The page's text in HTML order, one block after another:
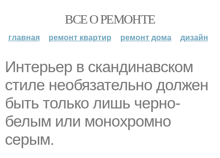
ВСЕ О РЕМОНТЕ
главная ремонт квартир ремонт дома дизайн
Интерьер в скандинавском
стиле необязательно должен
быть только лишь черно-
белым или монохромно
серым.